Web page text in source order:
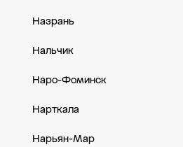
Назрань
Нальчик
Наро-Фоминск
Нарткала
Нарьян-Мар